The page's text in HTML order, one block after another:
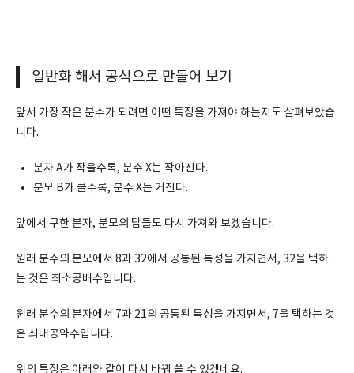
일반화 해서 공식으로 만들어 보기
앞서 가장 작은 분수가 되려면 어떤 특징을 가져야 하는지도 살펴보았습
니다.
분자 A가 작을수록, 분수 X는 작아진다.
분모 B가 클수록, 분수 X는 커진다.
앞에서 구한 분자, 분모의 답들도 다시 가져와 보겠습니다.
원래 분수의 분모에서 8과 32에서 공통된 특성을 가지면서, 32을 택하
는 것은 최소공배수입니다.
원래 분수의 분자에서 7과 21의 공통된 특성을 가지면서, 7을 택하는 것
은 최대공약수입니다.
위의 특징은 아래와 같이 다시 바꿔 쓸 수 있겠네요.